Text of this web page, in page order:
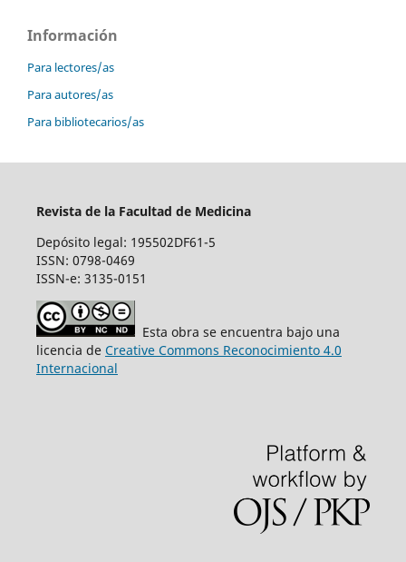
Información
Para lectores/as
Para autores/as
Para bibliotecarios/as
Revista de la Facultad de Medicina
Depósito legal: 195502DF61-5
ISSN: 0798-0469
ISSN-e: 3135-0151
Esta obra se encuentra bajo una
licencia de Creative Commons Reconocimiento 4.0
Internacional